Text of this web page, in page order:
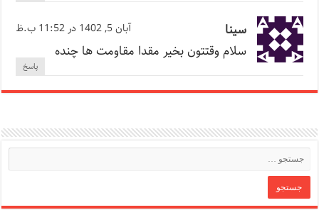
سینا آبان 5, 1402 در 11:52 ب.ظ
سلام وقتتون بخیر مقدا مقاومت ها چنده
پاسخ